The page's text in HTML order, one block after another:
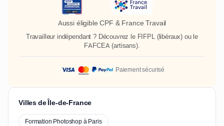
Aussi éligible CPF & France Travail
Travailleur indépendant ? Découvrez le FIFPL(libéraux) ou le
FAFCEA (artisans).
Paiement sécurisé
Villes de Île-de-France
Formation Photoshop à Paris